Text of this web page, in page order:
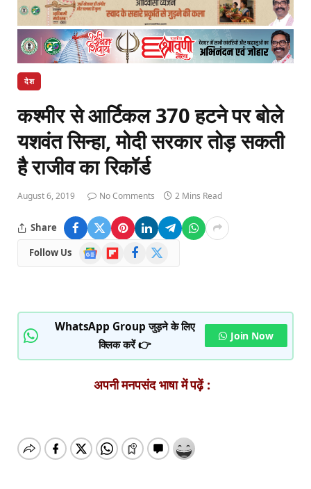
देश
कश्मीर से आर्टिकल 370 हटने पर बोले
यशवंत सिन्हा, मोदी सरकार तोड़ सकती
है राजीव का रिकॉर्ड
August 6, 2019 No Comments 2 Mins Read
Share
Follow Us
Google
News
FlipboardFacebook
WhatsApp Group जुड़ने के लिए
क्लिक करें 👉
Join Now
अपनी मनपसंद भाषा में पढ़ें :